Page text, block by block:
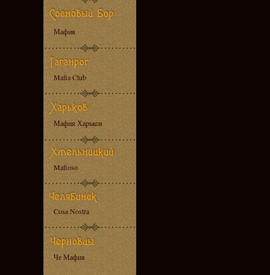
Мафия
Mafia Club
Мафия Харьков
Mafioso
Cosa Nostra
Че Мафия